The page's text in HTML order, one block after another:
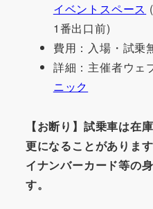
イベントスペース
1番出口前)
費用：入場・試乗
詳細：主催者ウェ
ニック
【お断り】試乗車は在
更になることがありま
イナンバーカード等の
す。